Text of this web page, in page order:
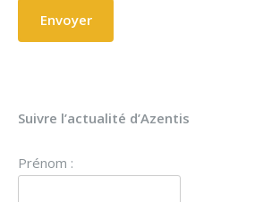
Suivre l’actualité d’Azentis
Prénom :